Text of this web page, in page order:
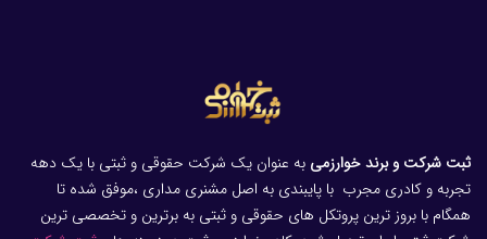
ثبت شرکت و برند خوارزمی به عنوان یک شرکت حقوقی و ثبتی با یک دهه
تجربه و کادری مجرب با پایبندی به اصل مشنری مداری ،موفق شده تا
همگام با بروز ترین پروتکل های حقوقی و ثبتی به برترین و تخصصی ترین